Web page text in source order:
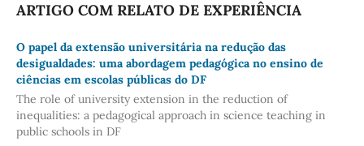
ARTIGO COM RELATO DE EXPERIÊNCIA
O papel da extensão universitária na redução das
desigualdades: uma abordagem pedagógica no ensino de
ciências em escolas públicas do DF
The role of university extension in the reduction of
inequalities: a pedagogical approach in science teaching in
public schools in DF